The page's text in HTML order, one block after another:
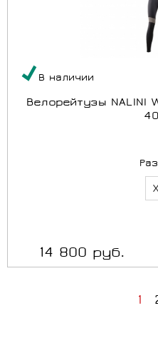
В наличии
Велорейтузы NALINI
14 800 руб.
1